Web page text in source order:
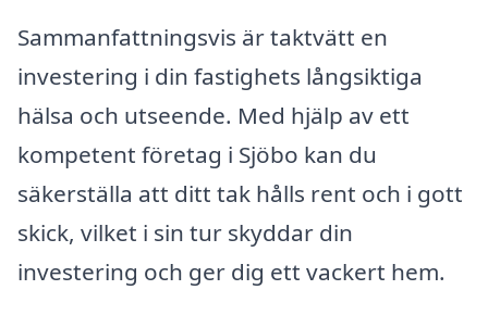
Sammanfattningsvis är taktvätt en
investering i din fastighets långsiktiga
hälsa och utseende. Med hjälp av ett
kompetent företag i Sjöbo kan du
säkerställa att ditt tak hålls rent och i gott
skick, vilket i sin tur skyddar din
investering och ger dig ett vackert hem.